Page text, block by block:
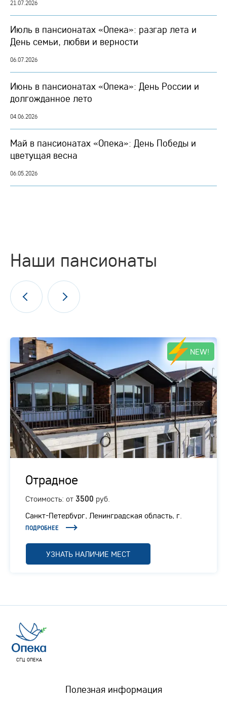
21.07.2026
Июль в пансионатах «Опека»: разгар лета и
День семьи, любви и верности
06.07.2026
Июнь в пансионатах «Опека»: День России и
долгожданное лето
04.06.2026
Май в пансионатах «Опека»: День Победы и
цветущая весна
06.05.2026
Наши пансионаты
NEW!
Отрадное
Стоимость: от 3500 руб.
Санкт-Петербург, Ленинградская область, г.
Отрадное, Ленинградское шоссе, 1/1
ПОДРОБНЕЕ
УЗНАТЬ НАЛИЧИЕ МЕСТ
СГЦ ОПЕКА
Полезная информация